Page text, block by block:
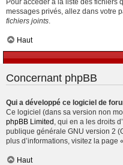
messages privés, allez dans votre
fichiers joints
Haut
Concernant phpBB
Qui a développé ce logiciel de
Ce logiciel (dans sa version non
phpBB Limited , qui en a les droits
publique générale GNU version 2
plus d’informations, visitez la page «
Haut